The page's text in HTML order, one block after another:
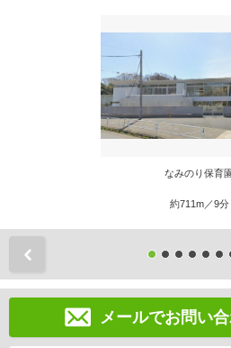
なみのり保育園
約711m／9分
メールでお問い